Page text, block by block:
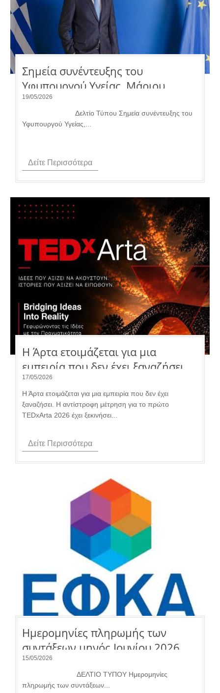
Σημεία συνέντευξης του
Υφυπουργού Υγείας, Μάριου
Θεμιστοκλέους, στον τηλεοπτικό
σταθμό «ACTION 24».
19/05/2026
Δελτίο Τύπου Σημεία συνέντευξης του
Υφυπουργού Υγείας,...
Δείτε Περισσότερα
Η Άρτα ετοιμάζεται για μια
εμπειρία που δεν έχει ξαναζήσει.
17/05/2026
Η Άρτα ετοιμάζεται για μια εμπειρία που δεν έχει
ξαναζήσει. Η αντίστροφη μέτρηση για το πρώτο
TEDxArta 2026 έχει ξεκινήσει...
Δείτε Περισσότερα
Ημερομηνίες πληρωμής των
συντάξεων μηνός Ιουνίου 2026.
15/05/2026
ΔΕΛΤΙΟ ΤΥΠΟΥ Ημερομηνίες
πληρωμής των συντάξεων...